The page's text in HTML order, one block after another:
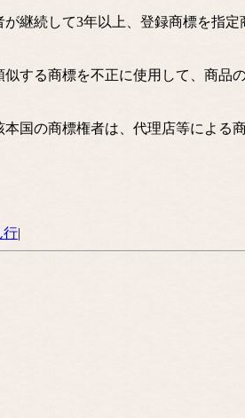
継続して3年以上、登録商標を指
する商標を不正に使用して、商品
の商標権者は、代理店等による
行|